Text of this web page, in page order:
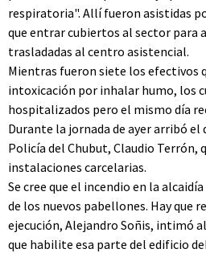
respiratoria". Allí fueron asistidas
que entrar cubiertos al sector para
trasladadas al centro asistencial.
Mientras fueron siete los efectivos
intoxicación por inhalar humo, los
hospitalizados pero el mismo día
Durante la jornada de ayer arribó el
Policía del Chubut, Claudio Terrón,
instalaciones carcelarias.
Se cree que el incendio en la
de los nuevos pabellones. Hay que
ejecución, Alejandro Soñis, intimó
que habilite esa parte del edificio